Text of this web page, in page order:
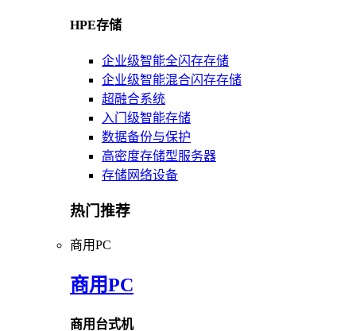
HPE存储
企业级智能全闪存存储
企业级智能混合闪存存储
超融合系统
入门级智能存储
数据备份与保护
高密度存储型服务器
存储网络设备
热门推荐
商用PC
商用PC
商用台式机